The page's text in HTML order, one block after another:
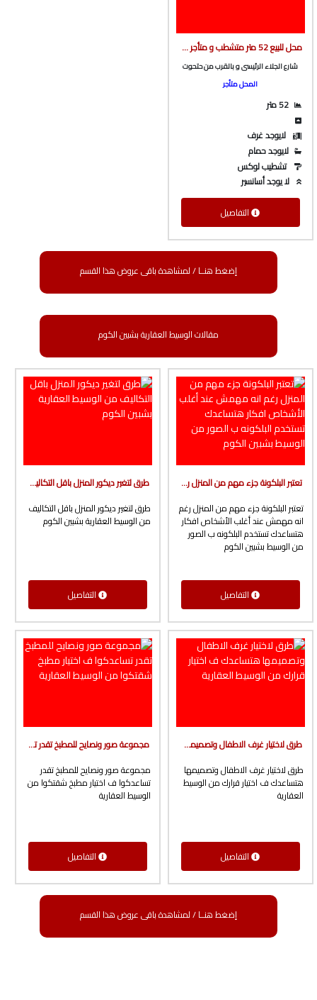
محل للبيع 52 متر متشطب و متأجر ف شارع الجلاء الرئيسى بالقرب من حتحوت من شركة الوسيط العقارية بشبين الكوم
شارع الجلاء الرئيسى و بالقرب من حتحوت
المحل متأجر
52 متر
لايوجد غرف
لايوجد حمام
تشطيب لوكس
لا يوجد أسانسير
التفاصيل
إضغط هنــا / لمشاهدة باقى عروض هذا القسم
مقالات الوسيط العقارية بشبين الكوم
تعتبر البلكونة جزء مهم من المنزل رغم انه مهمش عند أغلب الأشخاص افكار هتساعدك تستخدم البلكونه ب الصور من الوسيط بشبين الكوم
تعتبر البلكونة جزء مهم من المنزل رغم
انه مهمش عند أغلب الأشخاص افكار
هتساعدك تستخدم البلكونه ب الصور
من الوسيط بشبين الكوم
التفاصيل
طرق لتغير ديكور المنزل باقل التكاليف من الوسيط العقارية بشبين الكوم
طرق لتغير ديكور المنزل باقل التكاليف
من الوسيط العقارية بشبين الكوم
التفاصيل
طرق لاختيار غرف الاطفال وتصميمها هتساعدك ف اختيار قرارك من الوسيط العقارية
طرق لاختيار غرف الاطفال وتصميمها
هتساعدك ف اختيار قرارك من الوسيط
العقارية
التفاصيل
مجموعة صور ونصايح للمطبخ تقدر تساعدكوا ف اختيار مطبخ شقتكوا من الوسيط العقارية
مجموعة صور ونصايح للمطبخ تقدر
تساعدكوا ف اختيار مطبخ شقتكوا من
الوسيط العقارية
التفاصيل
إضغط هنــا / لمشاهدة باقى عروض هذا القسم